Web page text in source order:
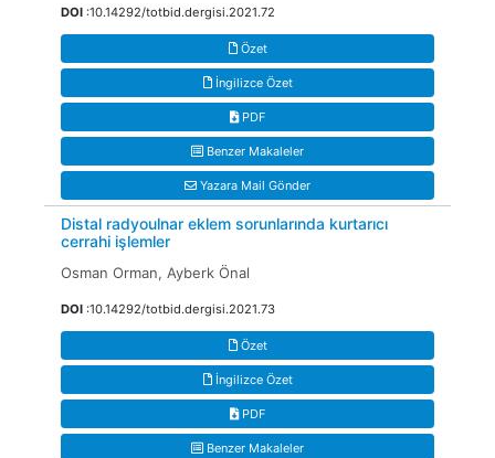
DOI :10.14292/totbid.dergisi.2021.72
Özet
İngilizce Özet
PDF
Benzer Makaleler
Yazara Mail Gönder
Distal radyoulnar eklem sorunlarında kurtarıcı
cerrahi işlemler
Osman Orman, Ayberk Önal
DOI :10.14292/totbid.dergisi.2021.73
Özet
İngilizce Özet
PDF
Benzer Makaleler